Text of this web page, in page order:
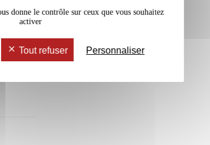
donne le contrôle sur ceux que vous souhaitez
activer
Tout refuser Personnaliser